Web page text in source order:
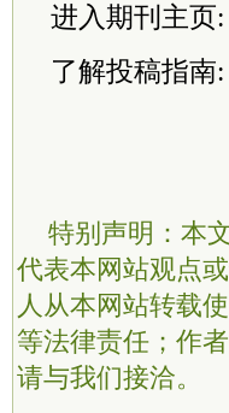
进入期刊主页:
了解投稿指南:
特别声明：本
代表本网站观点
人从本网站转载
等法律责任；作
请与我们接洽。